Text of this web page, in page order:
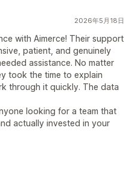
2026年5月18日
with Aimerce! Their support
patient, and genuinely
assistance. No matter
took the time to explain
through it quickly. The data
looking for a team that
actually invested in your